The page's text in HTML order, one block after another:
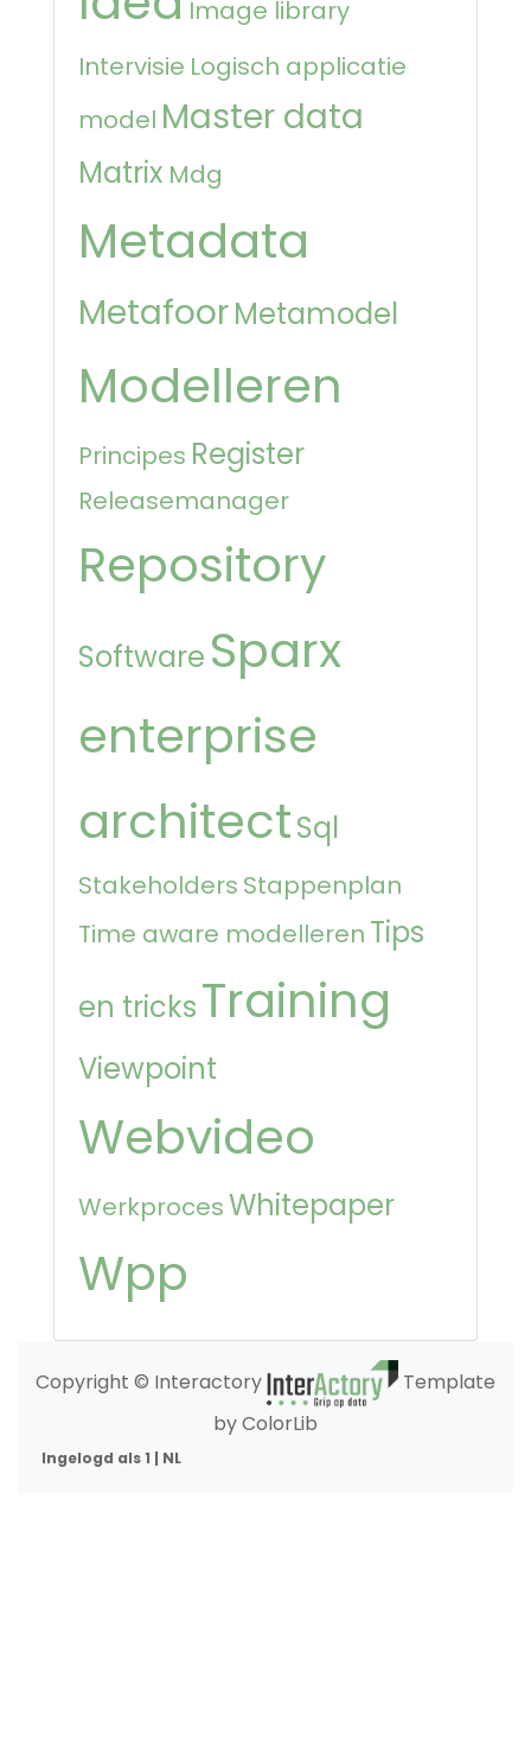
Image library
Intervisie Logisch applicatie
model Master data
Matrix Mdg
Metadata
MetafoorMetamodel
Modelleren
Principes Register
Releasemanager
Repository
Software Sparx
enterprise
architectSql
Stakeholders Stappenplan
Time aware modelleren Tips
en tricksTraining
Viewpoint
Webvideo
WerkprocesWhitepaper
Wpp
Copyright © Interactory
Template
by ColorLib
Ingelogd als 1 | NL